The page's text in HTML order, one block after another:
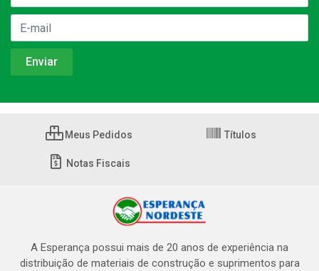
Meus Pedidos Títulos
Notas Fiscais
A Esperança possui mais de 20 anos de experiência na
distribuição de materiais de construção e suprimentos para